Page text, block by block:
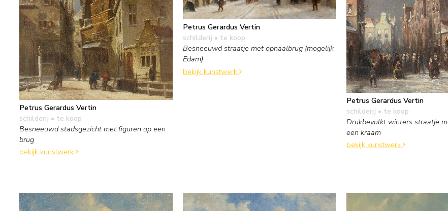
Petrus Gerardus Vertin
schilderij • te koop
Besneeuwd stadsgezicht met figuren op een
brug
bekijk kunstwerk
Petrus Gerardus Vertin
schilderij • te koop
Besneeuwd straatje met ophaalbrug (mogelijk
Edam)
bekijk kunstwerk
Petrus Gerardus Vertin
schilderij • te koop
Drukbevolkt winters straatje
een kraam
bekijk kunstwerk